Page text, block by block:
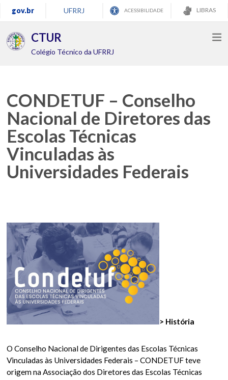
gov.br UFRRJ ACESSIBILIDADE LIBRAS
CTUR
Colégio Técnico da UFRRJ
CONDETUF – Conselho
Nacional de Diretores das
Escolas Técnicas
Vinculadas às
Universidades Federais
> História
O Conselho Nacional de Dirigentes das Escolas Técnicas
Vinculadas às Universidades Federais – CONDETUF teve
origem na Associação dos Diretores das Escolas Técnicas